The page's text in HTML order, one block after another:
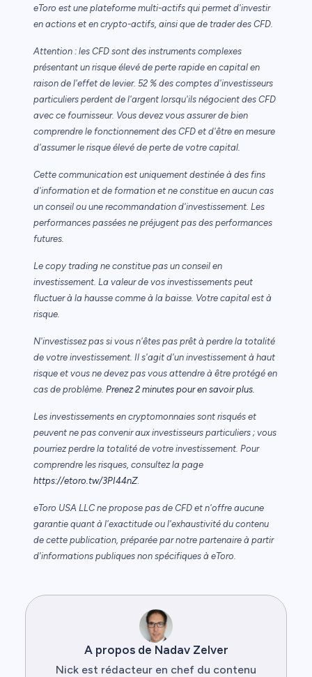
eToro est une plateforme multi-actifs qui permet d'investir
en actions et en crypto-actifs, ainsi que de trader des CFD.
Attention : les CFD sont des instruments complexes
présentant un risque élevé de perte rapide en capital en
raison de l'effet de levier. 52 % des comptes d'investisseurs
particuliers perdent de l'argent lorsqu'ils négocient des CFD
avec ce fournisseur. Vous devez vous assurer de bien
comprendre le fonctionnement des CFD et d'être en mesure
d'assumer le risque élevé de perte de votre capital.
Cette communication est uniquement destinée à des fins
d'information et de formation et ne constitue en aucun cas
un conseil ou une recommandation d'investissement. Les
performances passées ne préjugent pas des performances
futures.
Le copy trading ne constitue pas un conseil en
investissement. La valeur de vos investissements peut
fluctuer à la hausse comme à la baisse. Votre capital est à
risque.
N'investissez pas si vous n'êtes pas prêt à perdre la totalité
de votre investissement. Il s'agit d'un investissement à haut
risque et vous ne devez pas vous attendre à être protégé en
cas de problème. Prenez 2 minutes pour en savoir plus.
Les investissements en cryptomonnaies sont risqués et
peuvent ne pas convenir aux investisseurs particuliers ; vous
pourriez perdre la totalité de votre investissement. Pour
comprendre les risques, consultez la page
https://etoro.tw/3PI44nZ.
eToro USA LLC ne propose pas de CFD et n'offre aucune
garantie quant à l'exactitude ou l'exhaustivité du contenu
de cette publication, préparée par notre partenaire à partir
d'informations publiques non spécifiques à eToro.
A propos de Nadav Zelver
Nick est rédacteur en chef du contenu